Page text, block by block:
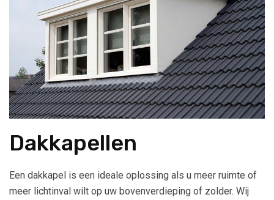
Dakkapellen
Een dakkapel is een ideale oplossing als u meer ruimte of
meer lichtinval wilt op uw bovenverdieping of zolder. Wij